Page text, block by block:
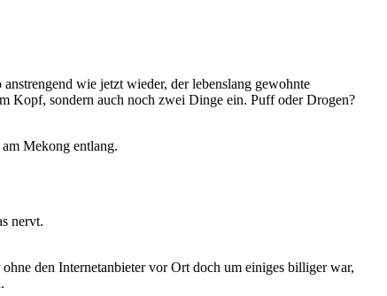
anstrengend wie jetzt wieder, der lebenslang gewohnte
Kopf, sondern auch noch zwei Dinge ein. Puff oder Drogen?
Mekong entlang.
nervt.
den Internetanbieter vor Ort doch um einiges billiger war,